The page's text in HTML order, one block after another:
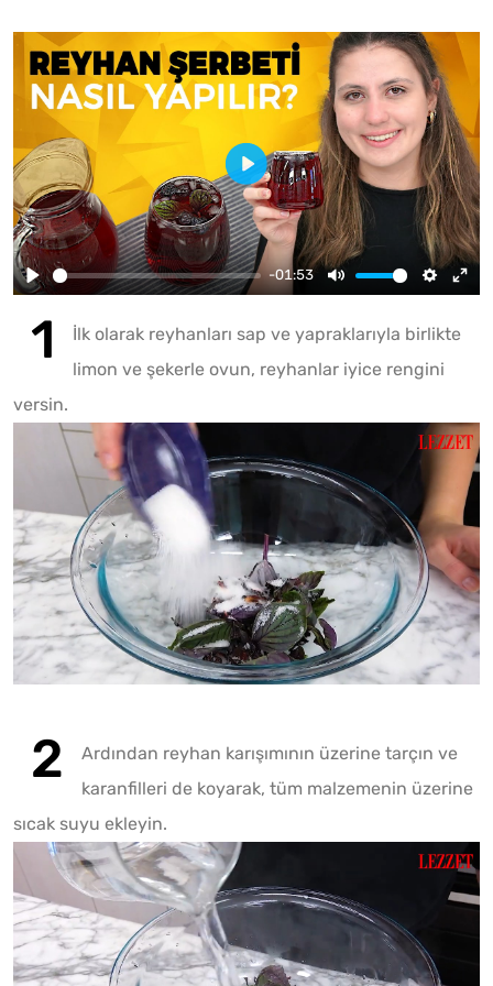
-01:53
İlk olarak reyhanları sap ve yapraklarıyla birlikte
limon ve şekerle ovun, reyhanlar iyice rengini
versin.
Ardından reyhan karışımının üzerine tarçın ve
karanfilleri de koyarak, tüm malzemenin üzerine
sıcak suyu ekleyin.